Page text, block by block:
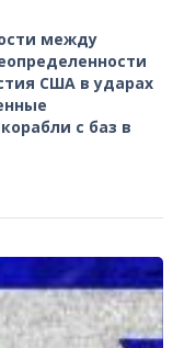
между
США в ударах
с баз в